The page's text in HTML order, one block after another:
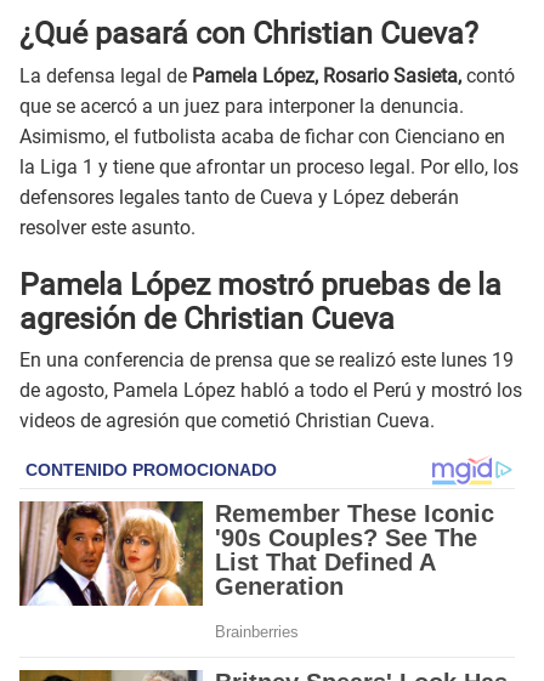
¿Qué pasará con Christian Cueva?
La defensa legal de Pamela López, Rosario Sasieta, contó
que se acercó a un juez para interponer la denuncia.
Asimismo, el futbolista acaba de fichar con Cienciano en
la Liga 1 y tiene que afrontar un proceso legal. Por ello, los
defensores legales tanto de Cueva y López deberán
resolver este asunto.
Pamela López mostró pruebas de la
agresión de Christian Cueva
En una conferencia de prensa que se realizó este lunes 19
de agosto, Pamela López habló a todo el Perú y mostró los
videos de agresión que cometió Christian Cueva.